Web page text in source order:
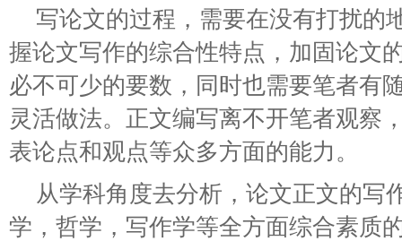
写论文的过程，需要在没有打扰的
握论文写作的综合性特点，加固论文
必不可少的要数，同时也需要笔者有
灵活做法。正文编写离不开笔者观察
表论点和观点等众多方面的能力。
从学科角度去分析，论文正文的写
学，哲学，写作学等全方面综合素质